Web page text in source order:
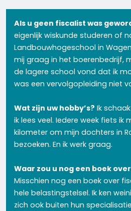
Als u geen fiscalist was
eigenlijk wiskunde studeren of
Landbouwhogeschool in
mij graag in het boerenbedrijf,
de lagere school vond dat ik
was een vervolgopleiding niet
Wat zijn uw hobby’s? Ik
ik lees veel. Iedere week fiets ik
kilometer om mijn dochters in
bezoeken. En ik werk graag.
Waar zou u nog een boek
Misschien nog een boek over
hele belastingstelsel. Ik ken
zich ook buiten hun